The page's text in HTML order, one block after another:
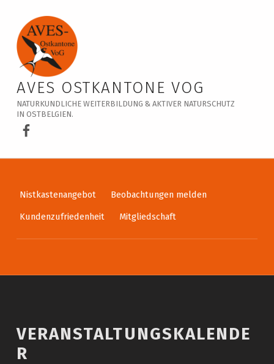
Veranstaltungskalender – AVES Ostkantone VoG
AVES OSTKANTONE VOG
NATURKUNDLICHE WEITERBILDUNG & AKTIVER NATURSCHUTZ
IN OSTBELGIEN.
AVES Ostkantone bei Facebook
Nistkastenangebot
Beobachtungen melden
Kundenzufriedenheit
Mitgliedschaft
VERANSTALTUNGSKALENDE
R